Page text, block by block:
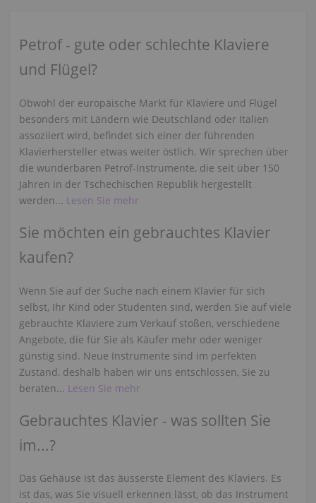
Petrof - gute oder schlechte Klaviere
und Flügel?
Obwohl der europäische Markt für Klaviere und Flügel
besonders mit Ländern wie Deutschland oder Italien
assoziiert wird, befindet sich einer der führenden
Klavierhersteller etwas weiter östlich. Wir sprechen über
die wunderbaren Petrof-Instrumente, die seit über 150
Jahren in der Tschechischen Republik hergestellt
werden... Lesen Sie mehr
Sie möchten ein gebrauchtes Klavier
kaufen?
Wenn Sie auf der Suche nach einem Klavier für sich
selbst, Ihr Kind oder Studenten sind, werden Sie auf viele
gebrauchte Klaviere zum Verkauf stoßen, verschiedene
Angebote, die für Sie als Käufer mehr oder weniger
günstig sind. Neue Instrumente sind im perfekten
Zustand, deshalb haben wir uns entschlossen, Sie zu
beraten... Lesen Sie mehr
Gebrauchtes Klavier - was sollten Sie
im...?
Das Gehäuse ist das äusserste Element des Klaviers. Es
ist das, was Sie visuell erkennen lässt, ob das Instrument